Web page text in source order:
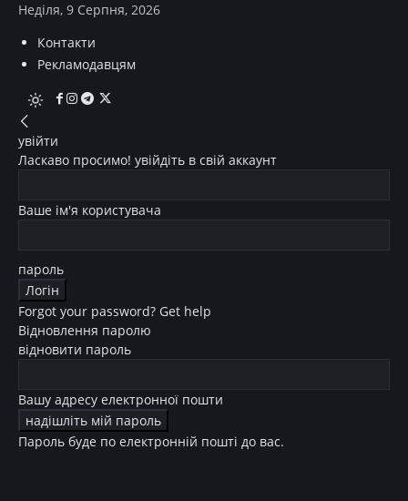
Неділя, 9 Серпня, 2026
Контакти
Рекламодавцям
увійти
Ласкаво просимо! увійдіть в свій аккаунт
Ваше ім'я користувача
пароль
Forgot your password? Get help
Відновлення паролю
відновити пароль
Вашу адресу електронної пошти
Пароль буде по електронній пошті до вас.